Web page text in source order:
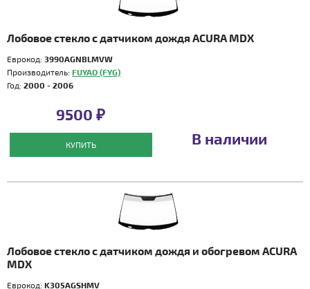
Лобовое стекло с датчиком дождя ACURA MDX
Еврокод: 3990AGNBLMVW
Производитель: FUYAO (FYG)
Год: 2000 - 2006
9500 ₽
КУПИТЬ В наличии
Лобовое стекло с датчиком дождя и обогревом ACURA
MDX
Еврокод: K305AGSHMV